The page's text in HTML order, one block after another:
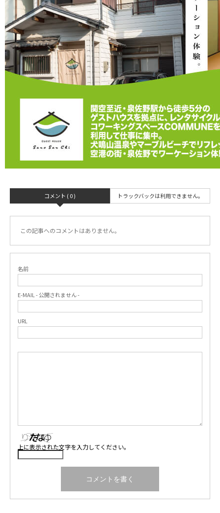
コメント ( 0 ) トラックバックは利用できません。
この記事へのコメントはありません。
名前
E-MAIL - 公開されません -
URL
上に表示された文字を入力してください。